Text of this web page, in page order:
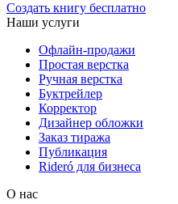
Создать книгу бесплатно
Наши услуги
Офлайн-продажи
Простая верстка
Ручная верстка
Буктрейлер
Корректор
Дизайнер обложки
Заказ тиража
Публикация
Rideró для бизнеса
О нас